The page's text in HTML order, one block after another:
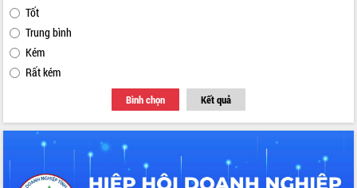
Tốt
Trung bình
Kém
Rất kém
Bình chọn Kết quả